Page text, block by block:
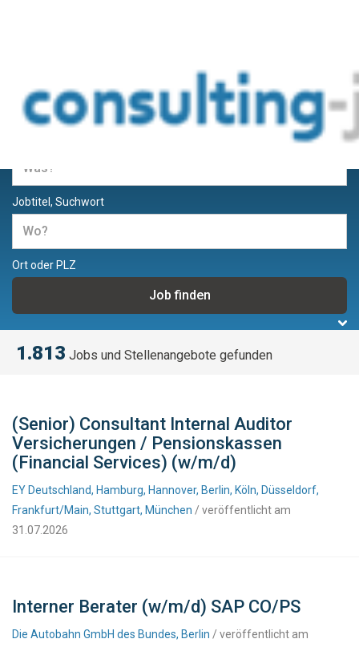
Jobs und Stellenangebote für
Berater und Consultants
Jobtitel, Suchwort
Ort oder PLZ
1.813 Jobs und Stellenangebote gefunden
(Senior) Consultant Internal Auditor
Versicherungen / Pensionskassen
(Financial Services) (w/m/d)
EY Deutschland, Hamburg, Hannover, Berlin, Köln, Düsseldorf,
Frankfurt/Main, Stuttgart, München / veröffentlicht am
31.07.2026
Interner Berater (w/m/d) SAP CO/PS
Die Autobahn GmbH des Bundes, Berlin / veröffentlicht am